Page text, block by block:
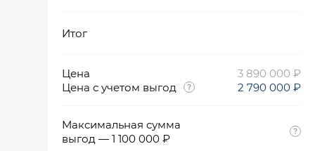
Итог
Цена
3 890 000 ₽
Цена с учетом выгод
2 790 000 ₽
Максимальная сумма
выгод — 1 100 000 ₽